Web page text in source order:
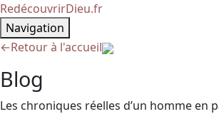
RedécouvrirDieu.fr
Navigation
←Retour à l'accueil
Blog
Les chroniques réelles d’un homme en